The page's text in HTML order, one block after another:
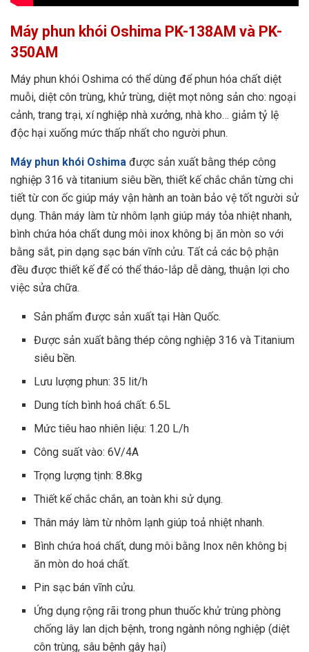
Máy phun khói Oshima PK-138AM và PK-
350AM
Máy phun khói Oshima có thể dùng để phun hóa chất diệt
muỗi, diệt côn trùng, khử trùng, diệt mọt nông sản cho: ngoại
cảnh, trang trại, xí nghiệp nhà xưởng, nhà kho… giảm tỷ lệ
độc hại xuống mức thấp nhất cho người phun.
Máy phun khói Oshima được sản xuất bằng thép công
nghiệp 316 và titanium siêu bền, thiết kế chắc chắn từng chi
tiết từ con ốc giúp máy vận hành an toàn bảo vệ tốt người sử
dụng. Thân máy làm từ nhôm lạnh giúp máy tỏa nhiệt nhanh,
bình chứa hóa chất dung môi inox không bị ăn mòn so với
bằng sắt, pin dạng sạc bán vĩnh cửu. Tất cả các bộ phận
đều được thiết kế để có thể tháo-lắp dễ dàng, thuận lợi cho
việc sửa chữa.
Sản phẩm được sản xuất tại Hàn Quốc.
Được sản xuất bằng thép công nghiệp 316 và Titanium
siêu bền.
Lưu lượng phun: 35 lit/h
Dung tích bình hoá chất: 6.5L
Mức tiêu hao nhiên liệu: 1.20 L/h
Công suất vào: 6V/4A
Trọng lượng tịnh: 8.8kg
Thiết kế chắc chắn, an toàn khi sử dụng.
Thân máy làm từ nhôm lạnh giúp toả nhiệt nhanh.
Bình chứa hoá chất, dung môi bằng Inox nên không bị
ăn mòn do hoá chất.
Pin sạc bán vĩnh cửu.
Ứng dụng rộng rãi trong phun thuốc khử trùng phòng
chống lây lan dịch bệnh, trong ngành nông nghiệp (diệt
côn trùng, sâu bệnh gây hại)